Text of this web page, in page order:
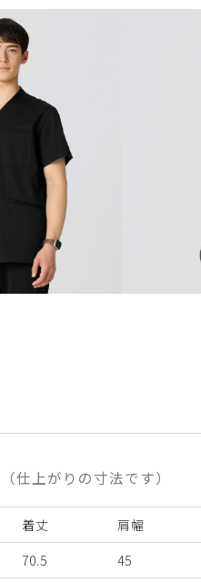
（仕上がりの寸法です）
着丈 肩幅
70.5 45